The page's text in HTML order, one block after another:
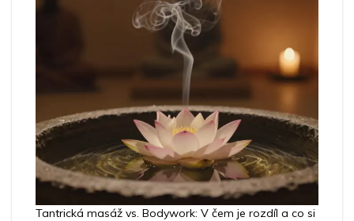
Tantrická masáž vs. Bodywork: V čem je rozdíl a co si